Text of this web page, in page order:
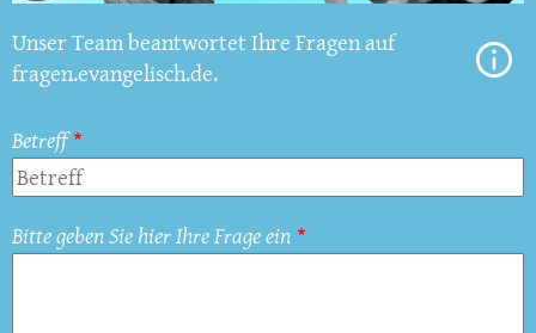
Unser Team beantwortet Ihre Fragen auf
fragen.evangelisch.de.
Betreff
Bitte geben Sie hier Ihre Frage ein